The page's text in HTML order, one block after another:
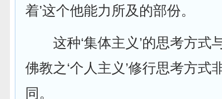
着’这个他能力所及的部份。
这种‘集体主义’的思考方式
佛教之‘个人主义’修行思考方式
同。